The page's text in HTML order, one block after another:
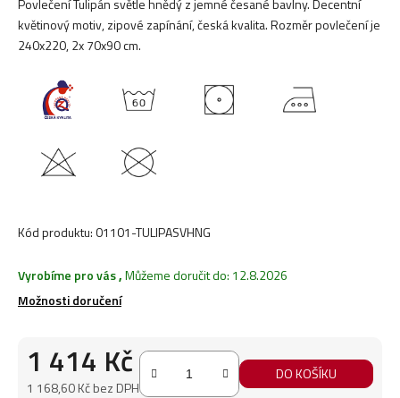
Povlečení Tulipán světle hnědý z jemné česané bavlny. Decentní
květinový motiv, zipové zapínání, česká kvalita. Rozměr povlečení je
240x220, 2x 70x90 cm.
Kód produktu:01101-TULIPASVHNG
Vyrobíme pro vás,Můžeme doručit do: 12.8.2026
Možnosti doručení
1 414 Kč
1 168,60 Kč bez DPH
DO KOŠÍKU